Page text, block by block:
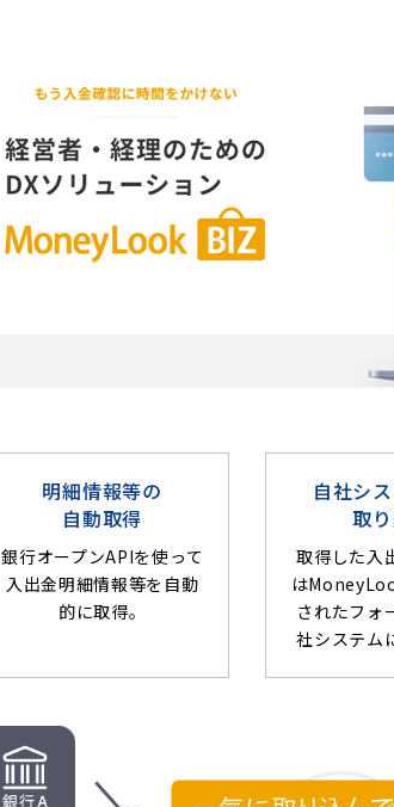
明細情報等の
自動取得
銀行オープンAPIを使って
入出金明細情報等を自動
的に取得。
自社シ
取
取得した入
は
されたフォ
社システム